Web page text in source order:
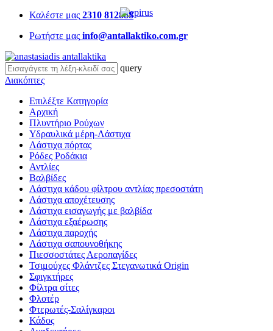
Καλέστε μας 2310 812888
Ρωτήστε μας info@antallaktiko.com.gr
query
Διακόπτες
Επιλέξτε Κατηγορία
Αρχική
Πλυντήριο Ρούχων
Υδραυλικά μέρη-Λάστιχα
Λάστιχα πόρτας
Ρόδες Ροδάκια
Αντλίες
Βαλβίδες
Λάστιχα κάδου φίλτρου αντλίας πρεσοστάτη
Λάστιχα αποχέτευσης
Λάστιχα εισαγωγής με βαλβίδα
Λάστιχα εξαέρωσης
Λάστιχα παροχής
Λάστιχα σαπουνοθήκης
Πιεσσοστάτες Αεροπαγίδες
Τσιμούχες Φλάντζες Στεγανωτικά Origin
Σφιγκτήρες
Φίλτρα σίτες
Φλοτέρ
Φτερωτές-Σαλίγκαροι
Κάδος